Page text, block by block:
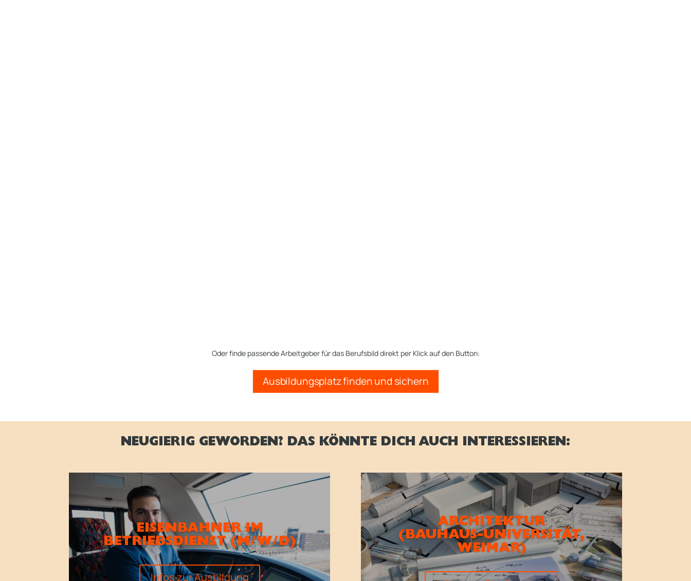
Oder finde passende Arbeitgeber für das Berufsbild direkt per Klick auf den Button:
Ausbildungsplatz finden und sichern
NEUGIERIG GEWORDEN? DAS KÖNNTE DICH AUCH INTERESSIEREN:
EISENBAHNER IM
BETRIEBSDIENST (M/W/D)
Infos zur Ausbildung
ARCHITEKTUR
(BAUHAUS-UNIVERSITÄT,
WEIMAR)